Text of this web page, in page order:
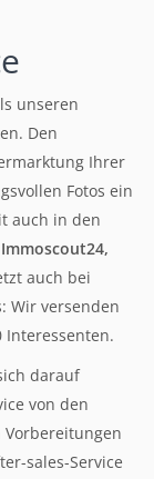
unseren
Den
Ihrer
Fotos ein
auch in den
Immoscout24,
auch bei
Wir versenden
Interessenten.
darauf
von den
sales-Service